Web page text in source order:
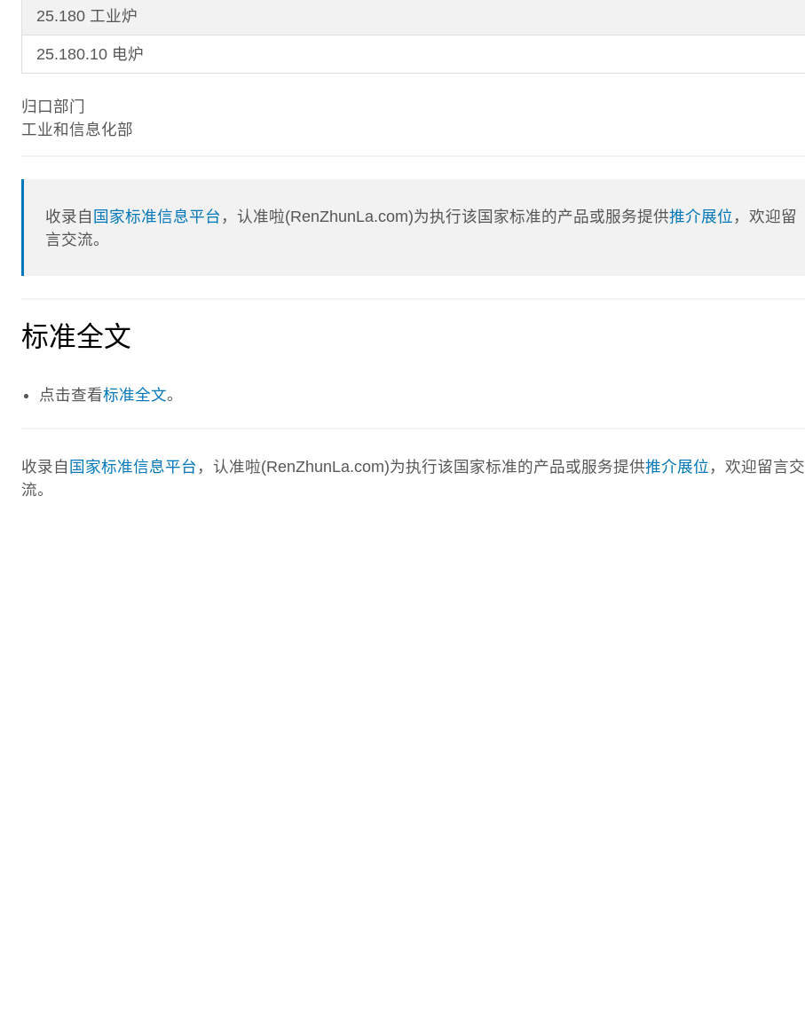
25.180 工业炉
25.180.10 电炉
归口部门
工业和信息化部
收录自 国家标准信息平台 ，认准啦(RenZhunLa.com)为执行该国家标准的产品或服务提供推介展位 ，欢迎留
言交流。
标准全文
点击查看标准全文。
收录自 国家标准信息平台 ，认准啦(RenZhunLa.com)为执行该国家标准的产品或服务提供推介展位 ，欢迎留言交
流。